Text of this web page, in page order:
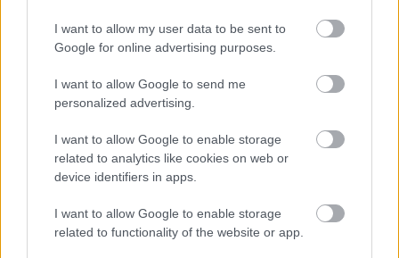
I want to allow my user data to be sent to
Google for online advertising purposes.
I want to allow Google to send me
personalized advertising.
I want to allow Google to enable storage
related to analytics like cookies on web or
device identifiers in apps.
I want to allow Google to enable storage
related to functionality of the website or app.
Az érzékeny lelkivilágúak innentől ne olvassanak
tovább, mert a nyugalom megzavarására alkalmas
mondatokat fogok leírni.Szerintem ez a táska olyan,
mintha a meggyilkolt Marilyn Monroé lett volna és
véres kézzel még megmarkolta életének utolsó
pillanatában. Vagy talán megártott…
Love or hate - Tükrös csizma
**Anna**•2009. június 24.